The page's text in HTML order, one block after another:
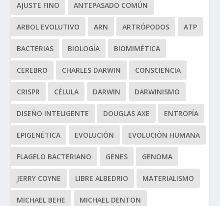
AJUSTE FINO ANTEPASADO COMÚN
ARBOL EVOLUTIVO ARN ARTRÓPODOS ATP
BACTERIAS BIOLOGÍA BIOMIMÉTICA
CEREBRO CHARLES DARWIN CONSCIENCIA
CRISPR CÉLULA DARWIN DARWINISMO
DISEÑO INTELIGENTE DOUGLAS AXE ENTROPÍA
EPIGENÉTICA EVOLUCIÓN EVOLUCIÓN HUMANA
FLAGELO BACTERIANO GENES GENOMA
JERRY COYNE LIBRE ALBEDRIO MATERIALISMO
MICHAEL BEHE MICHAEL DENTON